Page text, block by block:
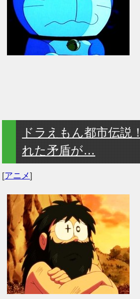
ドラえもん都市伝説
れた矛盾が…
[アニメ]